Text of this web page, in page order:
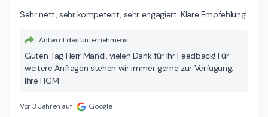
Sehr nett, sehr kompetent, sehr engagiert. Klare Empfehlung!
Antwort des Unternehmens
Guten Tag Herr Mandl, vielen Dank für Ihr Feedback! Für
weitere Anfragen stehen wir immer gerne zur Verfügung.
Ihre HGM
Vor 3 Jahren auf Google